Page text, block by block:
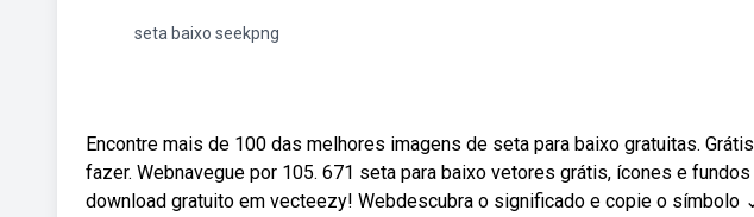
seta baixo seekpng
Encontre mais de 100 das melhores imagens de seta para baixo gratuitas.
fazer. Webnavegue por 105. 671 seta para baixo vetores grátis, ícones e
download gratuito em vecteezy! Webdescubra o significado e copie o símbolo